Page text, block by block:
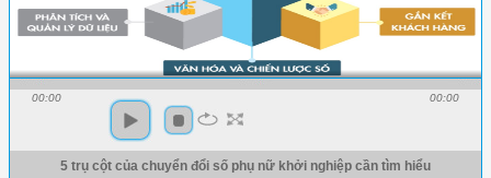
00:00 00:00
5 trụ cột của chuyển đổi số phụ nữ khởi nghiệp cần tìm hiểu